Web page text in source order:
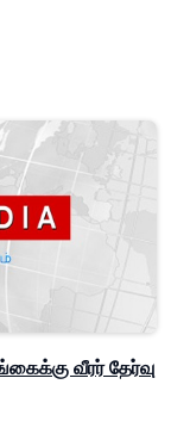
வீரர் தேர்வு